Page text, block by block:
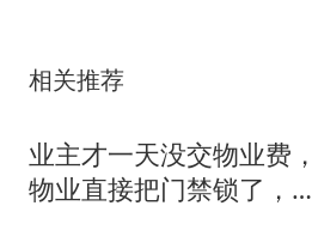
相关推荐
业主才一天没交物业费，
物业直接把门禁锁了，网